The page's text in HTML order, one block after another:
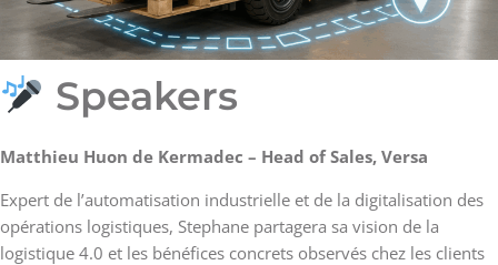
Speakers
Matthieu Huon de Kermadec – Head of Sales, Versa
Expert de l’automatisation industrielle et de la digitalisation des
opérations logistiques, Stephane partagera sa vision de la
logistique 4.0 et les bénéfices concrets observés chez les clients